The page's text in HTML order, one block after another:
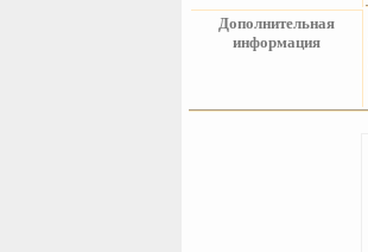
Дополнительная
информация